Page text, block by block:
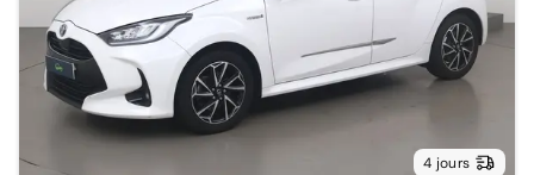
4 jours